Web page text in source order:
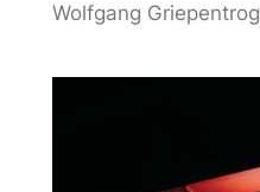
Wolfgang Griepentrog